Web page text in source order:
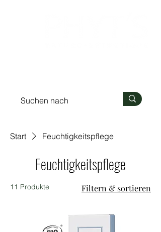
Start Feuchtigkeitspflege
Feuchtigkeitspflege
11 Produkte Filtern & sortieren